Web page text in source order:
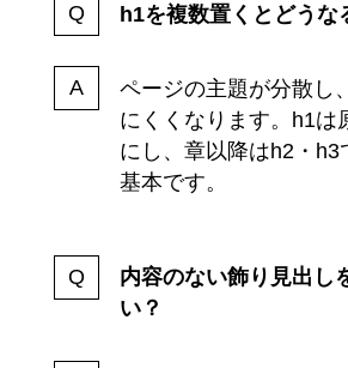
h1を複数置くとどうな
ページの主題が分散し
にくくなります。h1は
にし、章以降はh2・h3
基本です。
内容のない飾り見出し
い？